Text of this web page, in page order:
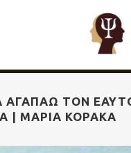
ΑΓΑΠΆΩ ΤΟΝ
| ΜΑΡΊΑ ΚΟΡΑΚΆ